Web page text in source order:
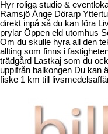
Hyr roliga studio &
Ramsjö Ånge Dörarp
direkt inpå så du kan föra
prylar Öppen eld utomhus
Om du skulle hyra all den
allting som finns i
trädgård Lastkaj som du
uppifrån balkongen Du kan
fiske 1 km till